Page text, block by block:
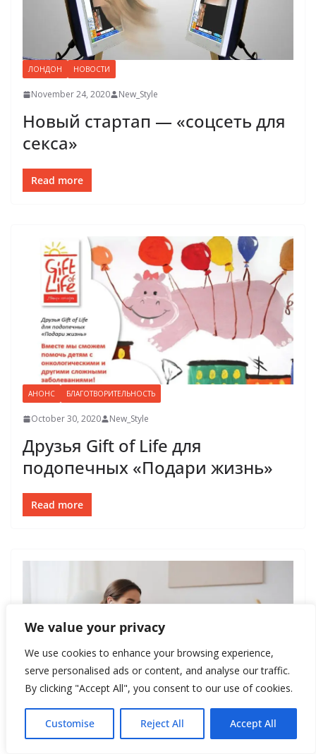
We value your privacy
We use cookies to enhance your browsing experience,
serve personalised ads or content, and analyse our traffic.
By clicking "Accept All", you consent to our use of cookies.
Customise Reject All Accept All
ЛОНДОН НОВОСТИ
November 24, 2020 New_Style
Новый стартап — «соцсеть для
секса»
Read more
АНОНС БЛАГОТВОРИТЕЛЬНОСТЬ
October 30, 2020 New_Style
Друзья Gift of Life для
подопечных «Подари жизнь»
Read more
ПСИХОЛОГИЯ СТИЛЬ ЖИЗНИ